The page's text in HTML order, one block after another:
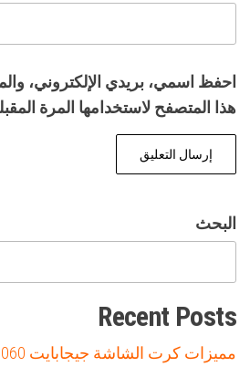
احفظ اسمي، بريدي الإلكتروني،
هذا المتصفح لاستخدامها المرة
البحث
Recent Posts
مميزات كرت الشاشة جيجابايت RTX 5060